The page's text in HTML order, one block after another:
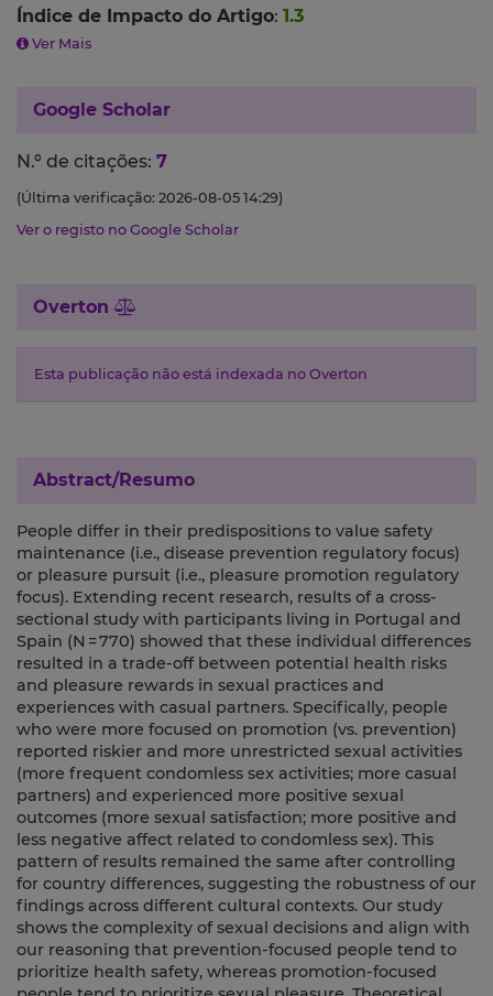
Índice de Impacto do Artigo: 1.3
Ver Mais
Google Scholar
N.º de citações: 7
(Última verificação: 2026-08-05 14:29)
Ver o registo no Google Scholar
Overton
Esta publicação não está indexada no Overton
Abstract/Resumo
People differ in their predispositions to value safety
maintenance (i.e., disease prevention regulatory focus)
or pleasure pursuit (i.e., pleasure promotion regulatory
focus). Extending recent research, results of a cross-
sectional study with participants living in Portugal and
Spain (N = 770) showed that these individual differences
resulted in a trade-off between potential health risks
and pleasure rewards in sexual practices and
experiences with casual partners. Specifically, people
who were more focused on promotion (vs. prevention)
reported riskier and more unrestricted sexual activities
(more frequent condomless sex activities; more casual
partners) and experienced more positive sexual
outcomes (more sexual satisfaction; more positive and
less negative affect related to condomless sex). This
pattern of results remained the same after controlling
for country differences, suggesting the robustness of our
findings across different cultural contexts. Our study
shows the complexity of sexual decisions and align with
our reasoning that prevention-focused people tend to
prioritize health safety, whereas promotion-focused